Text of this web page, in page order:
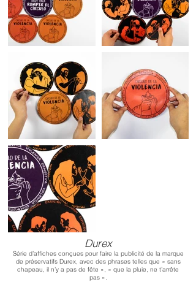
Durex
Série d’affiches conçues pour faire la publicité de la marque
de préservatifs Durex, avec des phrases telles que « sans
chapeau, il n’y a pas de fête », « que la pluie, ne t’arrête
pas ».